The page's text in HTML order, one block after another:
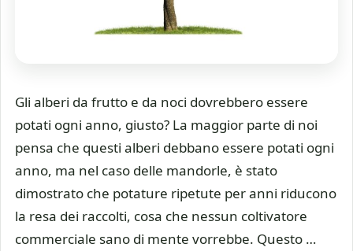
Gli alberi da frutto e da noci dovrebbero essere
potati ogni anno, giusto? La maggior parte di noi
pensa che questi alberi debbano essere potati ogni
anno, ma nel caso delle mandorle, è stato
dimostrato che potature ripetute per anni riducono
la resa dei raccolti, cosa che nessun coltivatore
commerciale sano di mente vorrebbe. Questo …